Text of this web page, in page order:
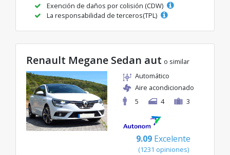
Exención de daños por colisión (CDW)
La responsabilidad de terceros(TPL)
Renault Megane Sedan aut o similar
Automático
Aire acondicionado
5
4 3
9.09 Excelente
(1231 opiniones)